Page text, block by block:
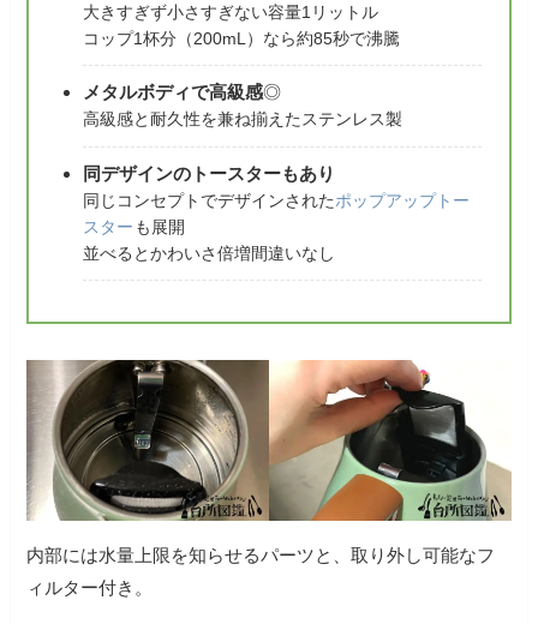
大きすぎず小さすぎない容量1リットル
コップ1杯分（200mL）なら約85秒で沸騰
メタルボディで高級感◎
高級感と耐久性を兼ね揃えたステンレス製
同デザインのトースターもあり
同じコンセプトでデザインされた ポップアップトー
スター も展開
並べるとかわいさ倍増間違いなし
内部には水量上限を知らせるパーツと、取り外し可能なフ
ィルター付き。